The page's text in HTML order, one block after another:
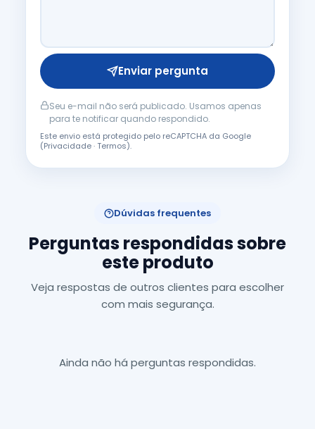
Enviar pergunta
Seu e-mail não será publicado. Usamos apenas
para te notificar quando respondido.
Este envio está protegido pelo reCAPTCHA da Google
(Privacidade·Termos).
Dúvidas frequentes
Perguntas respondidas sobre
este produto
Veja respostas de outros clientes para escolher
com mais segurança.
Ainda não há perguntas respondidas.